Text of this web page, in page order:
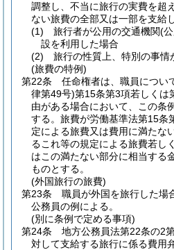
調整し、不当に旅行の実費を超
ない旅費の全部又は一部を支給
(1)
旅行者が公用の交通機関(
設を利用した場合
(2)
旅行の性質上、特別の事情
(旅費の特例)
第22条
任命権者は、職員につい
律第49号)第15条第3項若しくは
由がある場合において、この条
する。 旅費が労働基準法第15条
定による旅費又は費用に満たな
るこれ等の規定による旅費若し
はこの満たない部分に相当する
ものとする。
(外国旅行の旅費)
第23条
職員が外国を旅行した場
公務員の例による。
(別に条例で定める事項)
第24条
地方公務員法第22条の2
対して支給する旅行に係る費用